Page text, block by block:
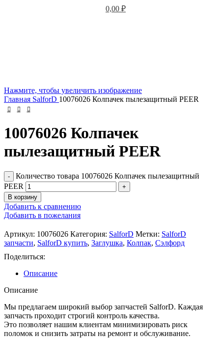
0,00 ₽
Нажмите, чтобы увеличить изображение
Главная SalforD 10076026 Колпачек пылезащитный PEER
10076026 Колпачек
пылезащитный PEER
Количество товара 10076026 Колпачек пылезащитный
PEER
В корзину
Добавить к сравнению
Добавить в пожелания
Артикул: 10076026 Категория: SalforD Метки: SalforD
запчасти, SalforD купить, Заглушка, Колпак, Сэлфорд
Поделиться:
Описание
Описание
Мы предлагаем широкий выбор запчастей SalforD. Каждая
запчасть проходит строгий контроль качества.
Это позволяет нашим клиентам минимизировать риск
поломок и снизить затраты на ремонт и обслуживание.